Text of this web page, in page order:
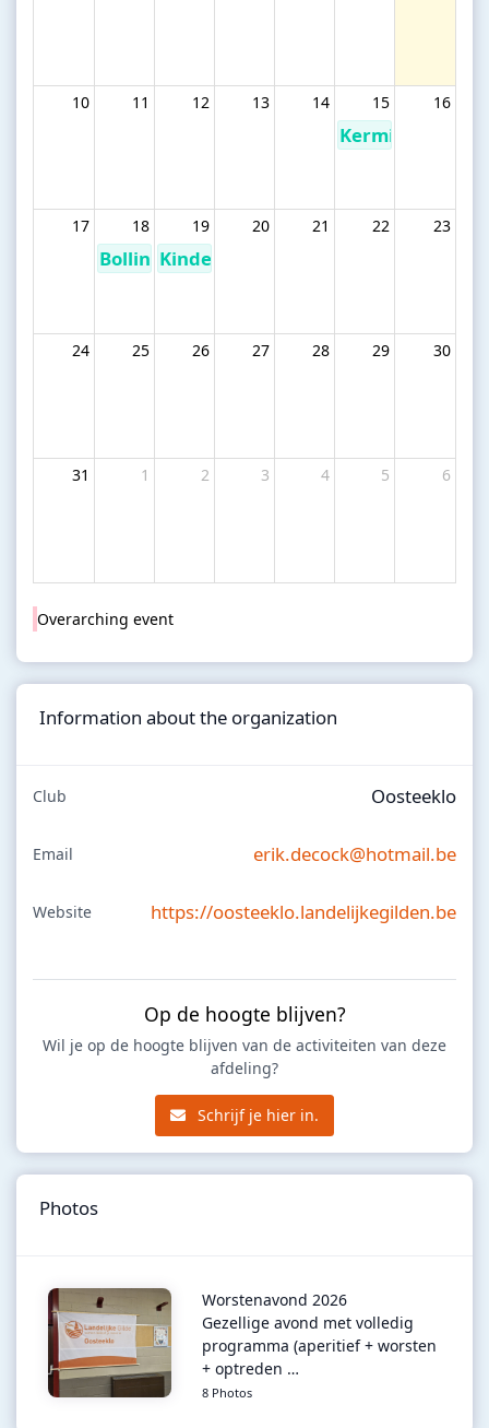
10 11 12 13 14 15
Kermisbarbecue
16
17 18
Bolling
19
Kindernamiddag
20 21 22 23
24 25 26 27 28 29 30
31 1 2 3 4 5 6
Overarching event
Information about the organization
Club Oosteeklo
Email erik.decock@hotmail.be
Website https://oosteeklo.landelijkegilden.be
Op de hoogte blijven?
Wil je op de hoogte blijven van de activiteiten van deze
afdeling?
Schrijf je hier in.
Photos
Worstenavond 2026
Gezellige avond met volledig
programma (aperitief + worsten
+ optreden …
8 Photos